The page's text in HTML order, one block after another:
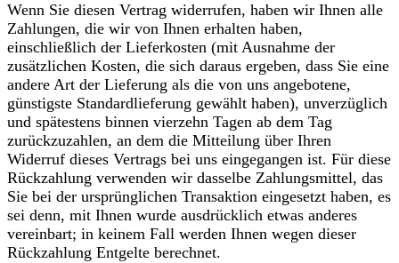
Wenn Sie diesen Vertrag widerrufen, haben wir Ihnen alle
Zahlungen, die wir von Ihnen erhalten haben,
einschließlich der Lieferkosten (mit Ausnahme der
zusätzlichen Kosten, die sich daraus ergeben, dass Sie eine
andere Art der Lieferung als die von uns angebotene,
günstigste Standardlieferung gewählt haben), unverzüglich
und spätestens binnen vierzehn Tagen ab dem Tag
zurückzuzahlen, an dem die Mitteilung über Ihren
Widerruf dieses Vertrags bei uns eingegangen ist. Für diese
Rückzahlung verwenden wir dasselbe Zahlungsmittel, das
Sie bei der ursprünglichen Transaktion eingesetzt haben, es
sei denn, mit Ihnen wurde ausdrücklich etwas anderes
vereinbart; in keinem Fall werden Ihnen wegen dieser
Rückzahlung Entgelte berechnet.